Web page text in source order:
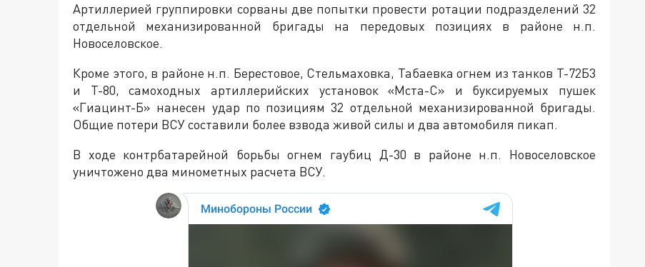
Артиллерией группировки сорваны две попытки провести ротации подразделений 32
отдельной механизированной бригады на передовых позициях в районе н.п.
Новоселовское.
Кроме этого, в районе н.п. Берестовое, Стельмаховка, Табаевка огнем из танков Т-72Б3
и Т-80, самоходных артиллерийских установок «Мста-С» и буксируемых пушек
«Гиацинт-Б» нанесен удар по позициям 32 отдельной механизированной бригады.
Общие потери ВСУ составили более взвода живой силы и два автомобиля пикап.
В ходе контрбатарейной борьбы огнем гаубиц Д-30 в районе н.п. Новоселовское
уничтожено два минометных расчета ВСУ.